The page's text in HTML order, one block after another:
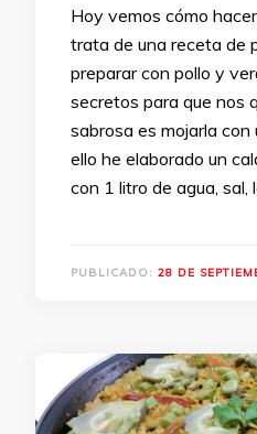
Hoy vemos cómo
trata de una receta de
preparar con pollo y
secretos para que nos
sabrosa es mojarla con
ello he elaborado un
con 1 litro de agua, sal,
PUBLICADO: 28 DE